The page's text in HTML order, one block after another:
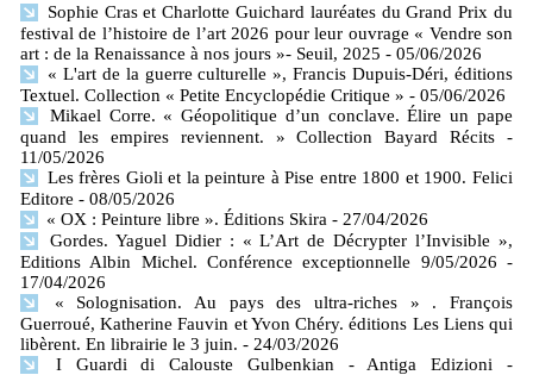
Sophie Cras et Charlotte Guichard lauréates du Grand Prix du
festival de l’histoire de l’art 2026 pour leur ouvrage « Vendre son
art : de la Renaissance à nos jours »- Seuil, 2025 - 05/06/2026
« L'art de la guerre culturelle », Francis Dupuis-Déri, éditions
Textuel. Collection « Petite Encyclopédie Critique » - 05/06/2026
Mikael Corre. « Géopolitique d’un conclave. Élire un pape
quand les empires reviennent. » Collection Bayard Récits
-
11/05/2026
Les frères Gioli et la peinture à Pise entre 1800 et 1900. Felici
Editore - 08/05/2026
« OX : Peinture libre ». Éditions Skira - 27/04/2026
Gordes. Yaguel Didier : « L’Art de Décrypter l’Invisible »,
Editions Albin Michel. Conférence exceptionnelle 9/05/2026 -
17/04/2026
« Solognisation. Au pays des ultra-riches » . François
Guerroué, Katherine Fauvin et Yvon Chéry. éditions Les Liens qui
libèrent. En librairie le 3 juin. - 24/03/2026
I Guardi di Calouste Gulbenkian - Antiga Edizioni
-